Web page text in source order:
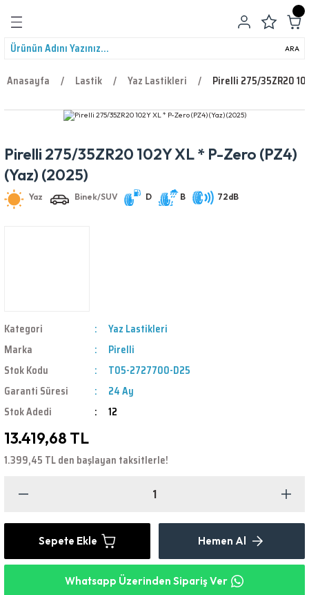
ARA
Anasayfa Lastik Yaz Lastikleri Pirelli 275/35ZR20
Pirelli 275/35ZR20 102Y XL * P-Zero (PZ4)
(Yaz) (2025)
Kategori
Yaz Lastikleri
Marka
Pirelli
Stok Kodu
T05-2727700-D25
Garanti Süresi
24 Ay
Stok Adedi
12
13.419,68 TL
1.399,45 TL den başlayan taksitlerle!
Sepete Ekle Hemen Al
Whatsapp Üzerinden Sipariş Ver